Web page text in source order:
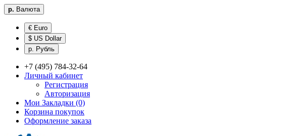
р. Валюта
€ Euro
$ US Dollar
р. Рубль
+7 (495) 784-32-64
Личный кабинет
Регистрация
Авторизация
Мои Закладки (0)
Корзина покупок
Оформление заказа